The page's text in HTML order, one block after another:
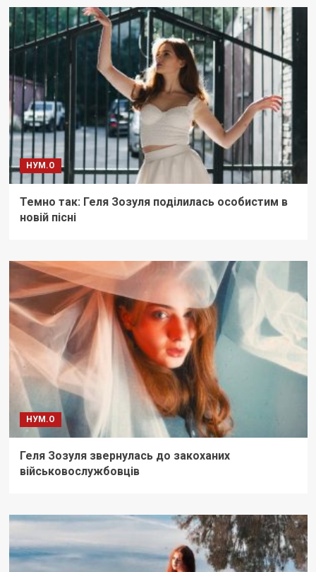
НУМ.О
Темно так: Геля Зозуля поділилась особистим в
новій пісні
НУМ.О
Геля Зозуля звернулась до закоханих
військовослужбовців